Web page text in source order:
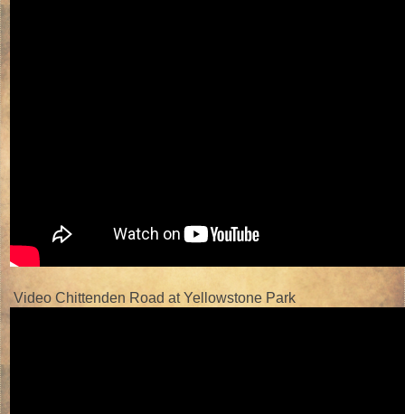
Video Chittenden Road at Yellowstone Park